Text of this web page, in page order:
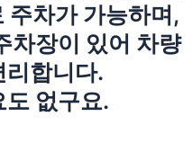
주차가 가능하며,
차장이 있어 차량
리합니다.
도 없구요.